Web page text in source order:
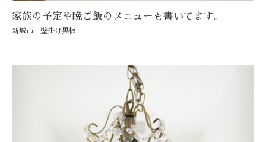
家族の予定や晩ご飯のメニューも書いてます。
新城市 壁掛け黒板